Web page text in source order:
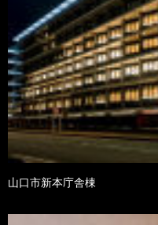
山口市新本庁舎棟